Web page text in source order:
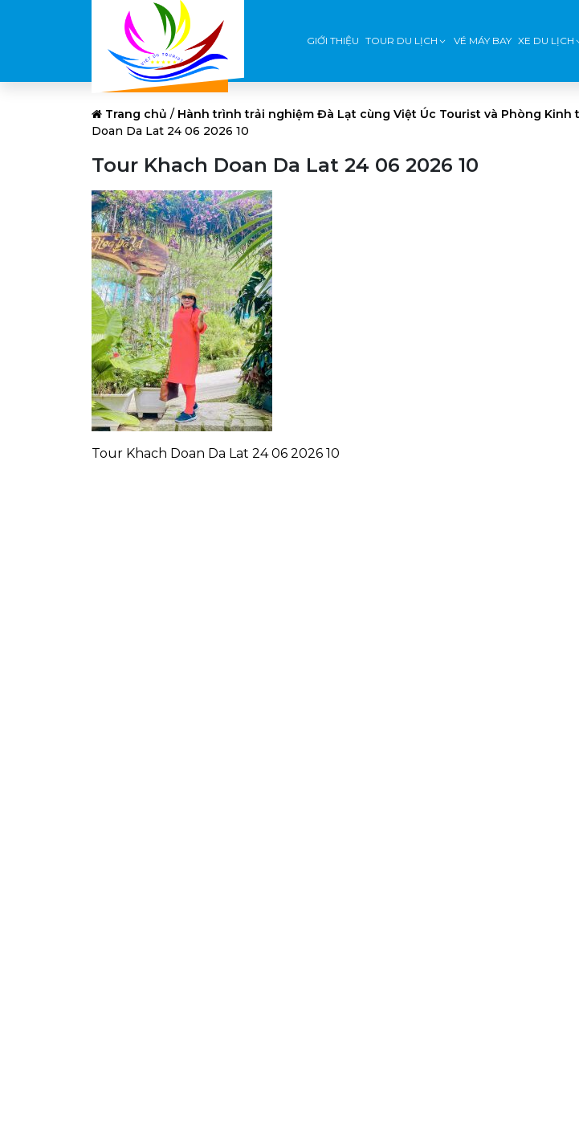
GIỚI THIỆU TOUR DU LỊCH VÉ MÁY BAY XE DU LỊCH
Trang chủ / Hành trình trải nghiệm Đà Lạt cùng Việt Úc Tourist và Phòng
Doan Da Lat 24 06 2026 10
Tour Khach Doan Da Lat 24 06 2026 10
Tour Khach Doan Da Lat 24 06 2026 10